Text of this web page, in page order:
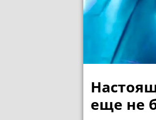
еще не